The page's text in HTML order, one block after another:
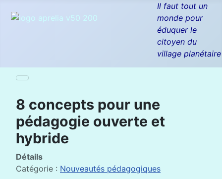
Il faut tout un
monde pour
éduquer le
citoyen du
village planétaire
8 concepts pour une
pédagogie ouverte et
hybride
Détails
Catégorie : Nouveautés pédagogiques